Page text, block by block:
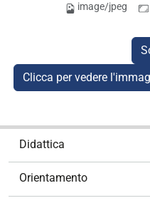
image/jpeg
Clicca per vedere
Didattica
Orientamento